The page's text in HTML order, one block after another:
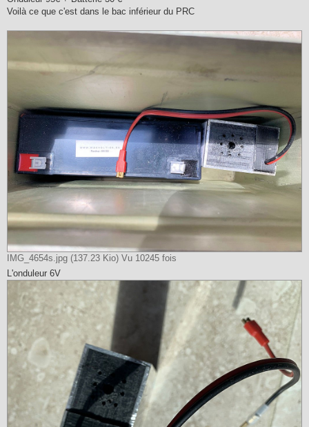
Voilà ce que c'est dans le bac inférieur du PRC
IMG_4654s.jpg (137.23 Kio) Vu 10245 fois
L'onduleur 6V